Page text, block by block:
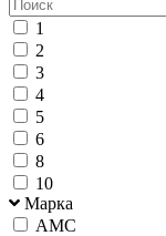
1
2
3
4
5
6
8
10
Марка
АМС